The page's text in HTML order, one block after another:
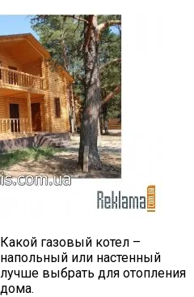
Какой газовый котел –
напольный или настенный
лучше выбрать для отопления
дома.